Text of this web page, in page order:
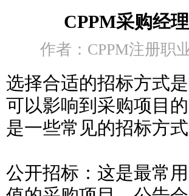
CPPM采购经
作者：CPPM注册职
选择合适的招标方式
可以影响到采购项目
是一些常见的招标方式
公开招标：这是最常